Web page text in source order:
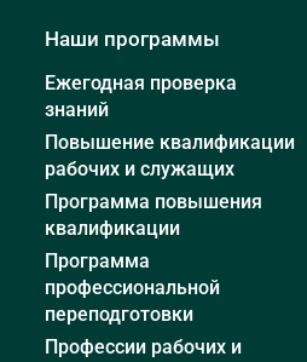
Наши программы
Ежегодная проверка
знаний
Повышение квалификации
рабочих и служащих
Программа повышения
квалификации
Программа
профессиональной
переподготовки
Профессии рабочих и